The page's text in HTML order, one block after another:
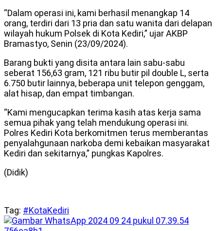
“Dalam operasi ini, kami berhasil menangkap 14
orang, terdiri dari 13 pria dan satu wanita dari delapan
wilayah hukum Polsek di Kota Kediri,” ujar AKBP
Bramastyo, Senin (23/09/2024).
Barang bukti yang disita antara lain sabu-sabu
seberat 156,63 gram, 121 ribu butir pil double L, serta
6.750 butir lainnya, beberapa unit telepon genggam,
alat hisap, dan empat timbangan.
“Kami mengucapkan terima kasih atas kerja sama
semua pihak yang telah mendukung operasi ini.
Polres Kediri Kota berkomitmen terus memberantas
penyalahgunaan narkoba demi kebaikan masyarakat
Kediri dan sekitarnya,” pungkas Kapolres.
(Didik)
Tag: #KotaKediri